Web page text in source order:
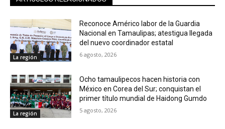
La región
Reconoce Américo labor de la Guardia
Nacional en Tamaulipas; atestigua llegada
del nuevo coordinador estatal
6 agosto, 2026
La región
Ocho tamaulipecos hacen historia con
México en Corea del Sur; conquistan el
primer título mundial de Haidong Gumdo
5 agosto, 2026